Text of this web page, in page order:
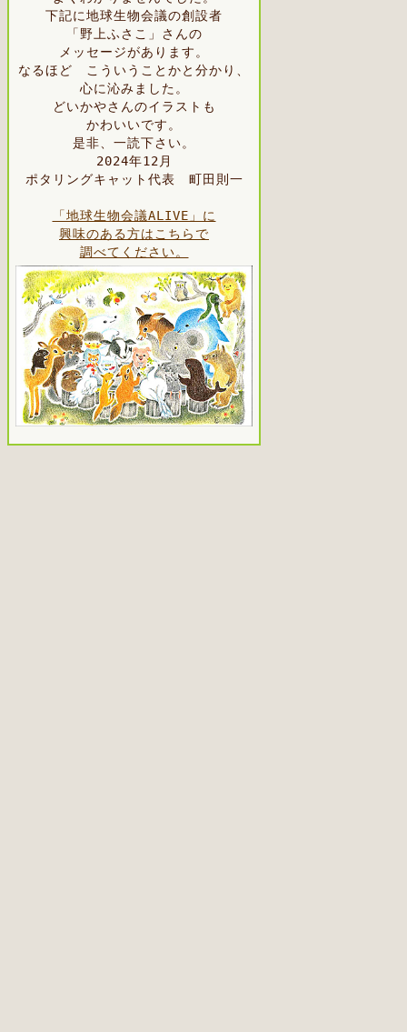
下記に地球生物会議の創設者
「野上ふさこ」さんの
メッセージがあります。
なるほど こういうことかと分かり、
心に沁みました。
どいかやさんのイラストも
かわいいです。
是非、一読下さい。
2024年12月
ポタリングキャット代表 町田則一
「地球生物会議ALIVE」に
興味のある方はこちらで
調べてください。